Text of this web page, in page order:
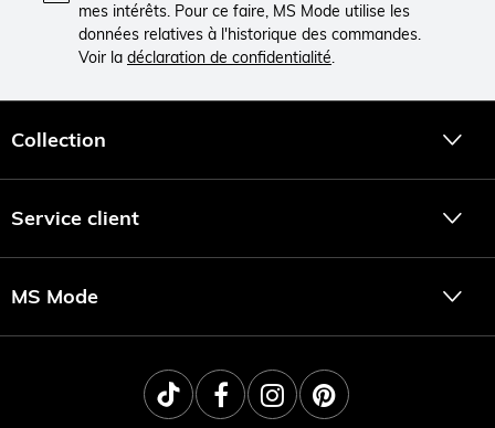
mes intérêts. Pour ce faire, MS Mode utilise les
données relatives à l'historique des commandes.
Voir la déclaration de confidentialité.
Collection
Service client
MS Mode